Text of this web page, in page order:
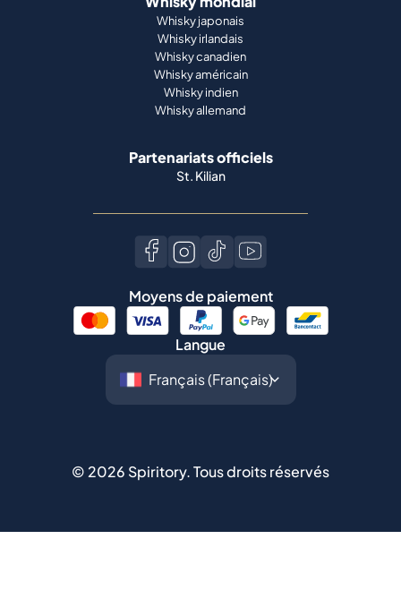
Partenariats officiels
St. Kilian
Moyens de paiement
Langue
2026Spiritory.Tous droits réservés